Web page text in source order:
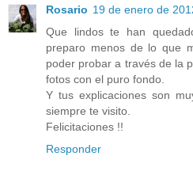
Rosario 19 de enero de
Que lindos te han
preparo menos de lo que
poder probar a través de la
fotos con el puro fondo.
Y tus explicaciones son
siempre te visito.
Felicitaciones !!
Responder